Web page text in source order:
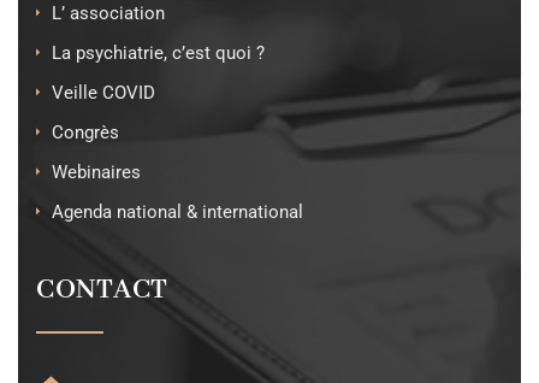
L’ association
La psychiatrie, c’est quoi ?
Veille COVID
Congrès
Webinaires
Agenda national & international
CONTACT